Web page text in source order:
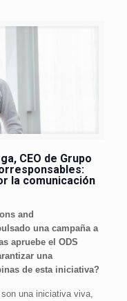
CEO de Grupo
la comunicación
and
una campaña a
apruebe el ODS
una
de esta iniciativa?
una iniciativa viva,